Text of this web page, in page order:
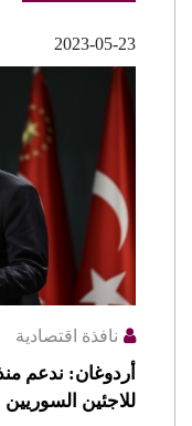
2023-05-23
نافذة اقتصادية
أردوغان: ندعم
للاجئين السوريين